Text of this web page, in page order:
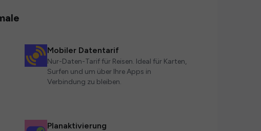
Mobiler Datentarif
Nur-Daten-Tarif für Reisen. Ideal für Karten,
Surfen und um über Ihre Apps in
Verbindung zu bleiben.
Planaktivierung